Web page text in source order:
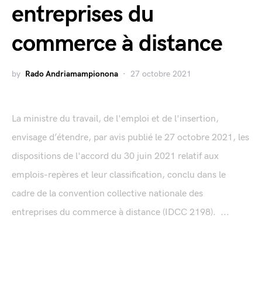
entreprises du
commerce à distance
by Rado Andriamampionona 27 octobre 2021
La ministre du travail, de l'emploi et de l'insertion,
envisage d’étendre, par avis publié le 27 octobre 2021, les
dispositions de l'accord du 30 juin 2021 relatif aux
emplois-repères et leur classification, conclu dans le
cadre de la convention collective nationale des
entreprises du commerce à distance (IDCC 2198). ...